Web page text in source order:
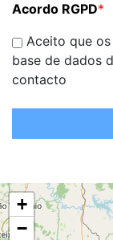
Acordo RGPD*
Aceito que
base de dados
contacto
+
−